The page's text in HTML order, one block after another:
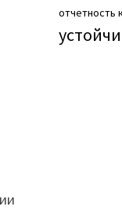
отчетность